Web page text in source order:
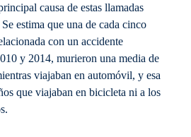
causa de estas llamadas
estima que una de cada cinco
con un accidente
y 2014, murieron una media de
viajaban en automóvil, y esa
que viajaban en bicicleta ni a los